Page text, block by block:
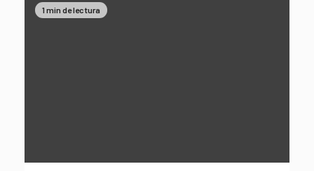
1 min de lectura